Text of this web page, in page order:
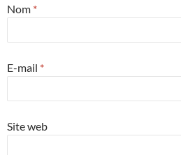
Nom *
E-mail *
Site web